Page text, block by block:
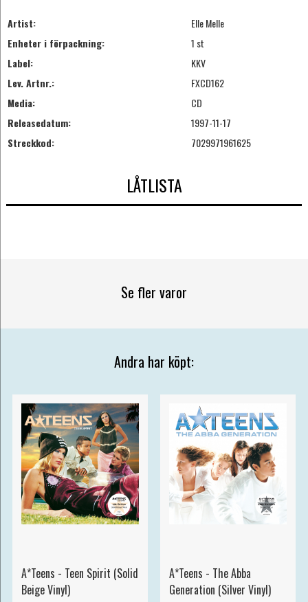
Artist:
Elle Melle
Enheter i förpackning:
1 st
Label:
KKV
Lev. Artnr.:
FXCD162
Media:
CD
Releasedatum:
1997-11-17
Streckkod:
7029971961625
LÅTLISTA
Se fler varor
Andra har köpt:
A*Teens - Teen Spirit (Solid
Beige Vinyl)
A*Teens - The Abba
Generation (Silver Vinyl)